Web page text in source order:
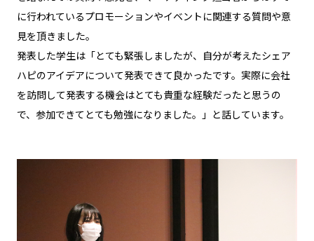
に行われているプロモーションやイベントに関連する質問や意
見を頂きました。
発表した学生は「とても緊張しましたが、自分が考えたシェア
ハピのアイデアについて発表できて良かったです。実際に会社
を訪問して発表する機会はとても貴重な経験だったと思うの
で、参加できてとても勉強になりました。」と話しています。